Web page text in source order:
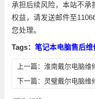
承担后续风险，本站不承
权益，请发送邮件至
您处理。
Tags： 笔记本电脑售后维
上一篇： 淮南戴尔电脑维
址
下一篇： 灵璧戴尔电脑维